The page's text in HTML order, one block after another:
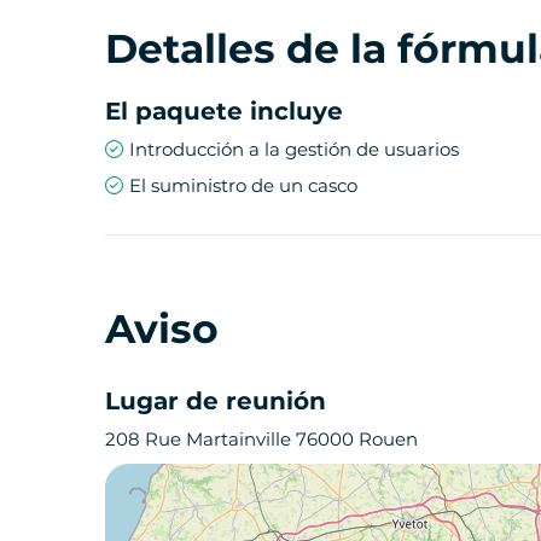
Detalles de la
El paquete incluye
Introducción a la gestión de usuarios
El suministro de un casco
Aviso
Lugar de reunión
208 Rue Martainville 76000 Rouen